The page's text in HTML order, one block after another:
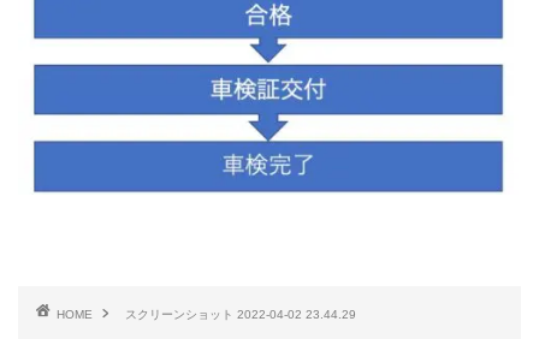
HOME スクリーンショット 2022-04-02 23.44.29